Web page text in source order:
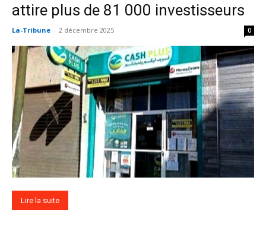
attire plus de 81 000 investisseurs
La-Tribune - 2 décembre 2025 0
Lire la suite